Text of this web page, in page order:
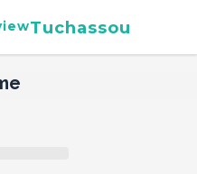
Tuchassou